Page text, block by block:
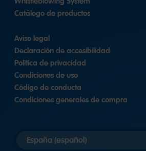
Catálogo de productos
Aviso legal
Declaración de accesibilidad
Política de privacidad
Condiciones de uso
Código de conducta
Condiciones generales de compra
versión